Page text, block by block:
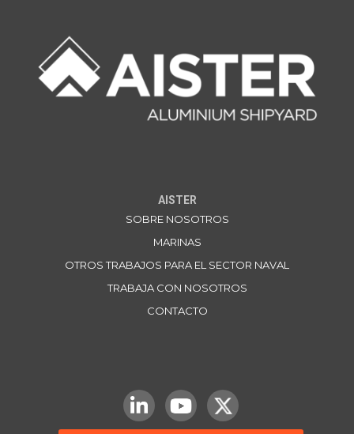
AISTER
SOBRE NOSOTROS
MARINAS
OTROS TRABAJOS PARA EL SECTOR NAVAL
TRABAJA CON NOSOTROS
CONTACTO